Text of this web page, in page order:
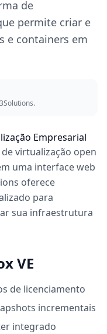
de
permite criar e
e containers em
Empresarial
virtualização open
uma interface web
oferece
para
sua infraestrutura
VE
de licenciamento
incrementais
integrado